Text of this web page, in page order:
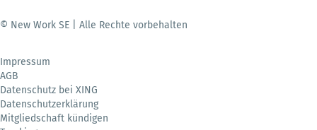
© New Work SE | Alle Rechte vorbehalten
Impressum
AGB
Datenschutz bei XING
Datenschutzerklärung
Mitgliedschaft kündigen